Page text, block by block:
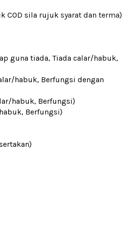
COD sila rujuk syarat dan terma)
guna tiada, Tiada calar/habuk,
habuk, Berfungsi dengan
habuk, Berfungsi)
Berfungsi)